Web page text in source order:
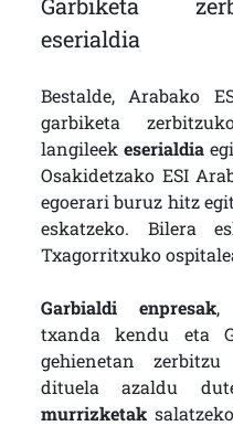
eserialdia
Bestalde, Arabako
garbiketa
langileek eserialdia
Osakidetzako ESI
egoerari buruz hitz
eskatzeko. Bilera
Txagorritxuko
Garbialdi enpresak,
txanda kendu eta
gehienetan
dituela azaldu
murrizketak